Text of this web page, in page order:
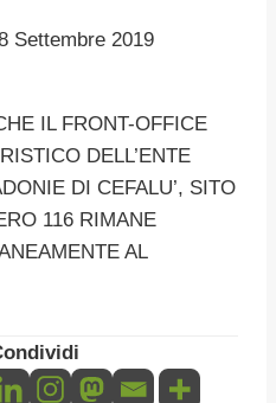
Settembre 2019
IL FRONT-OFFICE
DELL’ENTE
DI CEFALU’, SITO
116 RIMANE
AL